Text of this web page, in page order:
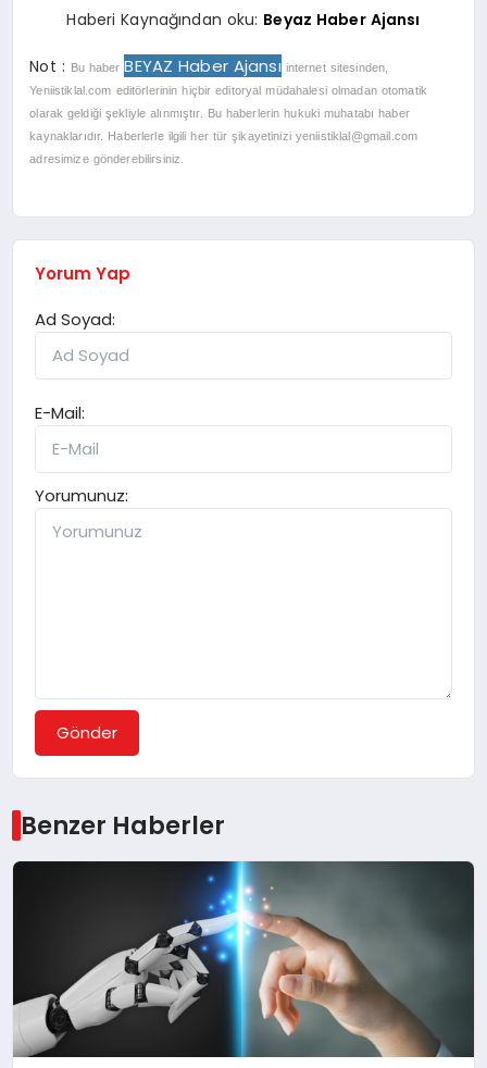
Haberi Kaynağından oku: Beyaz Haber Ajansı
Not : Bu haber BEYAZ Haber Ajansı internet sitesinden,
Yeniistiklal.com editörlerinin hiçbir editoryal müdahalesi olmadan otomatik
olarak geldiği şekliyle alınmıştır. Bu haberlerin hukuki muhatabı haber
kaynaklarıdır. Haberlerle ilgili her tür şikayetinizi yeniistiklal@gmail.com
adresimize gönderebilirsiniz.
Yorum Yap
Ad Soyad:
E-Mail:
Yorumunuz:
Gönder
Benzer Haberler